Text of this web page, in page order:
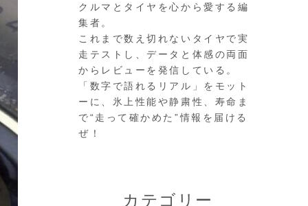
クルマとタイヤを心から愛する編
集者。
これまで数え切れないタイヤで実
走テストし、データと体感の両面
からレビューを発信している。
「数字で語れるリアル」をモット
ーに、氷上性能や静粛性、寿命ま
で“走って確かめた”情報を届ける
ぜ！
カテゴリー